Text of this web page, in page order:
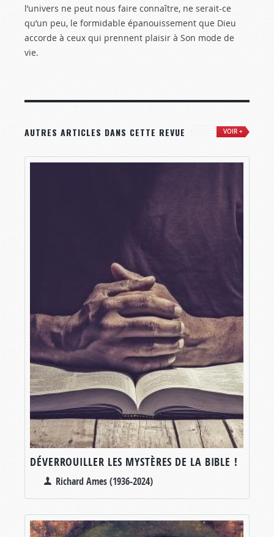
l’univers ne peut nous faire connaître, ne serait-ce
qu’un peu, le formidable épanouissement que Dieu
accorde à ceux qui prennent plaisir à Son mode de
vie.
AUTRES ARTICLES DANS CETTE REVUE VOIR +
DÉVERROUILLER LES MYSTÈRES DE LA BIBLE !
Richard Ames (1936-2024)